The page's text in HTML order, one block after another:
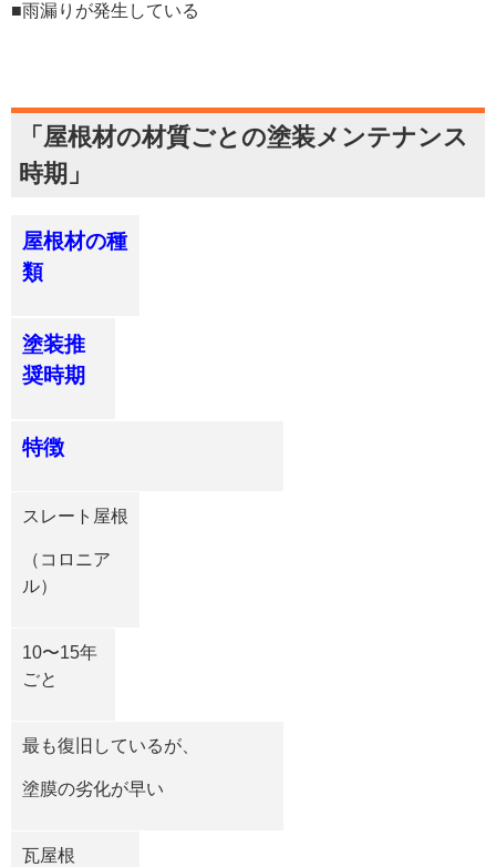
■雨漏りが発生している
「屋根材の材質ごとの塗装メンテナンス
時期」
屋根材の種
類
塗装推
奨時期
特徴
スレート屋根
（コロニア
ル）
10〜15年
ごと
最も復旧しているが、
塗膜の劣化が早い
瓦屋根